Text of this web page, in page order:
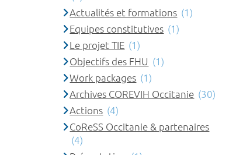
Actualités et formations (1)
Equipes constitutives (1)
Le projet TIE (1)
Objectifs des FHU (1)
Work packages (1)
Archives COREVIH Occitanie (30)
Actions (4)
CoReSS Occitanie & partenaires
(4)